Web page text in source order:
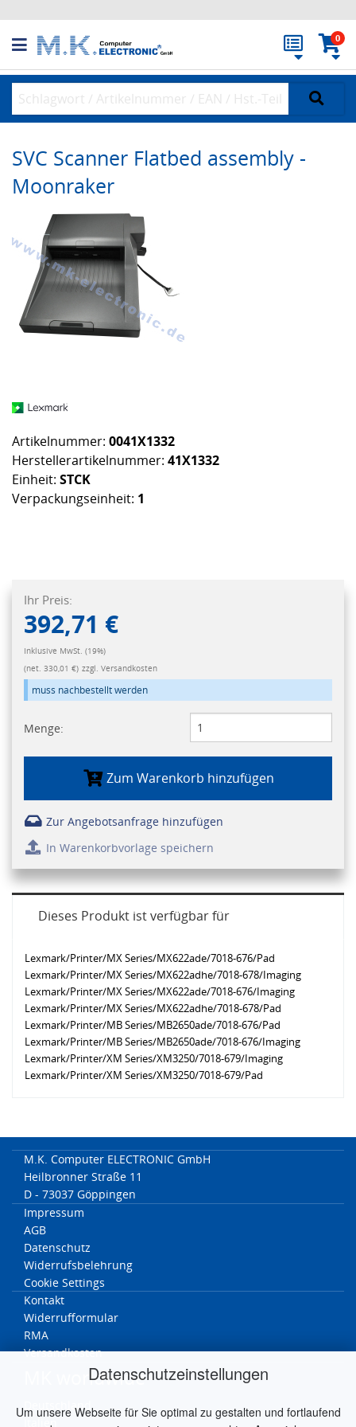
Datenschutzeinstellungen
Um unsere Webseite für Sie optimal zu gestalten und fortlaufend
0
SVC Scanner Flatbed assembly -
Moonraker
Artikelnummer: 0041X1332
Herstellerartikelnummer: 41X1332
Einheit: STCK
Verpackungseinheit: 1
Ihr Preis:
392,71 €
Inklusive MwSt. (19%)
(net. 330,01 €) zzgl. Versandkosten
muss nachbestellt werden
Menge:
Zum Warenkorb hinzufügen
Zur Angebotsanfrage hinzufügen
In Warenkorbvorlage speichern
Dieses Produkt ist verfügbar für
Lexmark/Printer/MX Series/MX622ade/7018-676/Pad
Lexmark/Printer/MX Series/MX622adhe/7018-678/Imaging
Lexmark/Printer/MX Series/MX622ade/7018-676/Imaging
Lexmark/Printer/MX Series/MX622adhe/7018-678/Pad
Lexmark/Printer/MB Series/MB2650ade/7018-676/Pad
Lexmark/Printer/MB Series/MB2650ade/7018-676/Imaging
Lexmark/Printer/XM Series/XM3250/7018-679/Imaging
Lexmark/Printer/XM Series/XM3250/7018-679/Pad
M.K. Computer ELECTRONIC GmbH
Heilbronner Straße 11
D - 73037 Göppingen
Impressum
AGB
Datenschutz
Widerrufsbelehrung
Cookie Settings
Kontakt
Widerrufformular
RMA
Versandkosten
MK worldwide
Deutschland
Italien